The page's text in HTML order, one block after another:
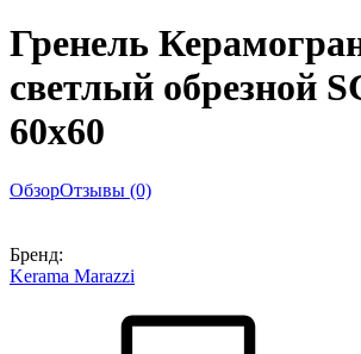
Гренель
светлый обрезной
60х60
ОбзорОтзывы (0)
Бренд:
Kerama Marazzi